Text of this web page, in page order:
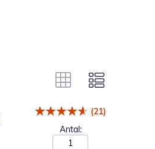
(21)
Antal: